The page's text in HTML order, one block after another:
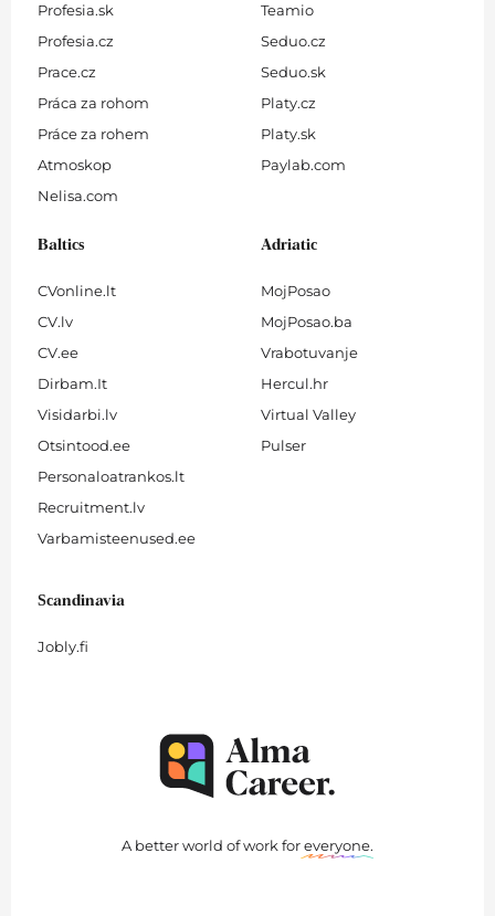
Profesia.sk
Profesia.cz
Prace.cz
Práca za rohom
Práce za rohem
Atmoskop
Nelisa.com
Teamio
Seduo.cz
Seduo.sk
Platy.cz
Platy.sk
Paylab.com
Baltics
CVonline.lt
CV.lv
CV.ee
Dirbam.It
Visidarbi.lv
Otsintood.ee
Personaloatrankos.lt
Recruitment.lv
Varbamisteenused.ee
Adriatic
MojPosao
MojPosao.ba
Vrabotuvanje
Hercul.hr
Virtual Valley
Pulser
Scandinavia
Jobly.fi
A better world of work foreveryone.